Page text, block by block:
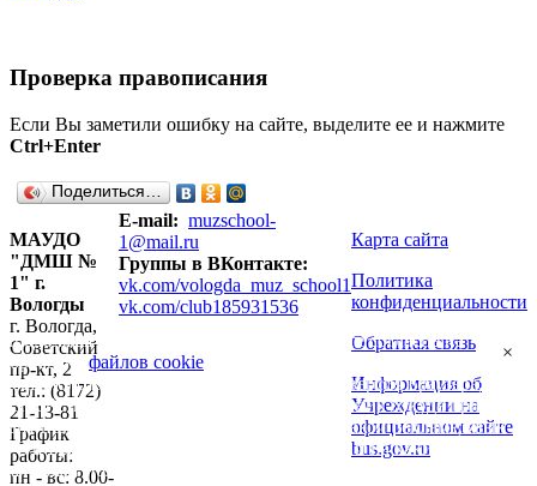
Проверка правописания
Если Вы заметили ошибку на сайте, выделите ее и нажмите
Ctrl+Enter
Поделиться…
МАУДО
"ДМШ №
1" г.
Вологды
г. Вологда,
Советский
пр-кт, 2
тел.: (8172)
21-13-81
График
работы:
пн - вс: 8.00-
E-mail: muzschool-
1@mail.ru
Группы в ВКонтакте:
vk.com/vologda_muz_school1
vk.com/club185931536
Карта сайта
Политика
конфиденциальности
Обратная связь
Информация об
Учреждении на
официальном сайте
bus.gov.ru
Продолжая использовать наш сайт, вы даете согласие на
обработку файлов cookie , пользовательских данных (сведения о
местоположении; тип и версия ОС; тип и версия Браузера; тип
устройства и разрешение его экрана; источник откуда пришел на
сайт пользователь; с какого сайта или по какой рекламе; язык
ОС и Браузера; какие страницы открывает и на какие кнопки
нажимает пользователь; ip-адрес) в целях функционирования
×